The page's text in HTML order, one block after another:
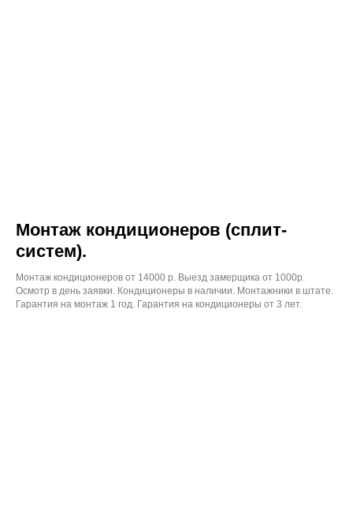
Монтаж кондиционеров (сплит-
систем).
Монтаж кондиционеров от 14000 р. Выезд замерщика от 1000р.
Осмотр в день заявки. Кондиционеры в наличии. Монтажники в штате.
Гарантия на монтаж 1 год. Гарантия на кондиционеры от 3 лет.